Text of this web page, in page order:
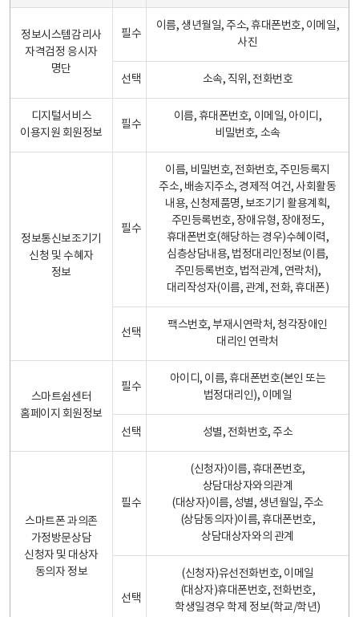
정보시스템감리사
자격검정 응시자
명단
필수
이름, 생년월일, 주소, 휴대폰번호, 이메일,
사진
선택 소속, 직위, 전화번호
디지털서비스
이용지원 회원정보
필수
이름, 휴대폰번호, 이메일, 아이디,
비밀번호, 소속
정보통신보조기기
신청 및 수혜자
정보
필수
이름, 비밀번호, 전화번호, 주민등록지
주소, 배송지주소, 경제적 여건, 사회활동
내용, 신청제품명, 보조기기 활용계획,
주민등록번호, 장애유형, 장애정도,
휴대폰번호(해당하는 경우)수혜이력,
심층상담내용, 법정대리인정보(이름,
주민등록번호, 법적관계, 연락처),
대리작성자(이름, 관계, 전화, 휴대폰)
선택
팩스번호, 부재시연락처, 청각장애인
대리인 연락처
스마트쉼센터
홈페이지 회원정보
필수
아이디, 이름, 휴대폰번호(본인 또는
법정대리인), 이메일
선택 성별, 전화번호, 주소
스마트폰 과의존
가정방문상담
신청자 및 대상자
동의자 정보
필수
(신청자)이름, 휴대폰번호,
상담대상자와의관계
(대상자)이름, 성별, 생년월일, 주소
(상담동의자)이름, 휴대폰번호,
상담대상자와의 관계
선택
(신청자)유선전화번호, 이메일
(대상자)휴대폰번호, 전화번호,
학생일경우 학제 정보(학교/학년)